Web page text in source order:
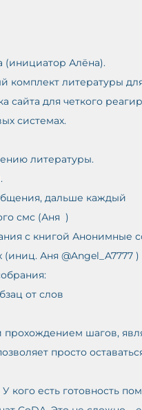
(инициатор Алёна).
комплект литературы
сайта для четкого
системах.
литературы.
дальше каждый
смс (Аня  )
с книгой Анонимные
Аня @Angel_A7777 )
от слов
шагов,
просто